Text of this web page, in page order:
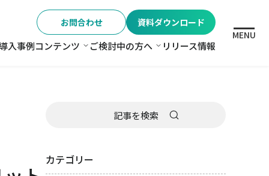
お問合わせ 資料ダウンロード
入事例コンテンツ コンテンツ
ご検討中の方へ ご検討中の方へ
リリース情報
MENU
カテゴリー